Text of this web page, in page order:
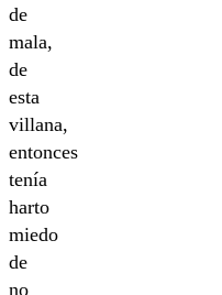
de
mala,
de
esta
villana,
entonces
tenía
harto
miedo
de
no